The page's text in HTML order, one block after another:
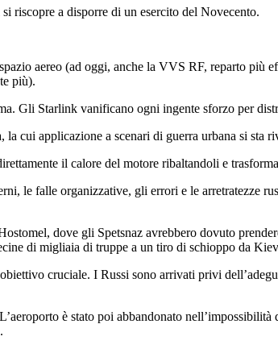
riscopre a disporre di un esercito del Novecento.
aereo (ad oggi, anche la VVS RF, reparto più
più).
Gli Starlink vanificano ogni ingente sforzo per
cui applicazione a scenari di guerra urbana si sta
il calore del motore ribaltandoli e
le falle organizzative, gli errori e le arretratezze
dove gli Spetsnaz avrebbero dovuto
di migliaia di truppe a un tiro di schioppo da
cruciale. I Russi sono arrivati privi
è stato poi abbandonato